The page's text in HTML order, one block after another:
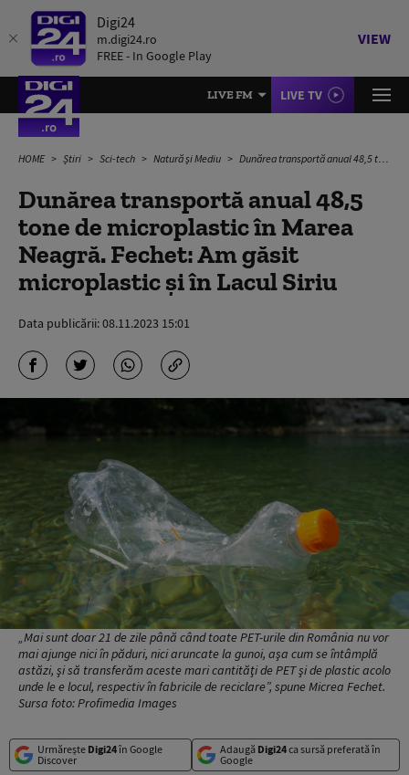
Digi24
m.digi24.ro
FREE - In Google Play
VIEW
LIVE FM LIVE TV
HOME Știri Sci-tech Natură și Mediu Dunărea transportă anual 48,5 tone de microplastic în Marea Neagră. Fechet: Am găsit microplastic şi în Lacul Siriu
Dunărea transportă anual 48,5
tone de microplastic în Marea
Neagră. Fechet: Am găsit
microplastic şi în Lacul Siriu
Data publicării:08.11.2023 15:01
„Mai sunt doar 21 de zile până când toate PET-urile din România nu vor
mai ajunge nici în păduri, nici aruncate la gunoi, aşa cum se întâmplă
astăzi, şi să transferăm aceste mari cantităţi de PET şi de plastic acolo
unde le e locul, respectiv în fabricile de reciclare”, spune Micrea Fechet.
Sursa foto: Profimedia Images
Urmărește Digi24în Google
Discover
Adaugă Digi24ca sursă preferată în
Google